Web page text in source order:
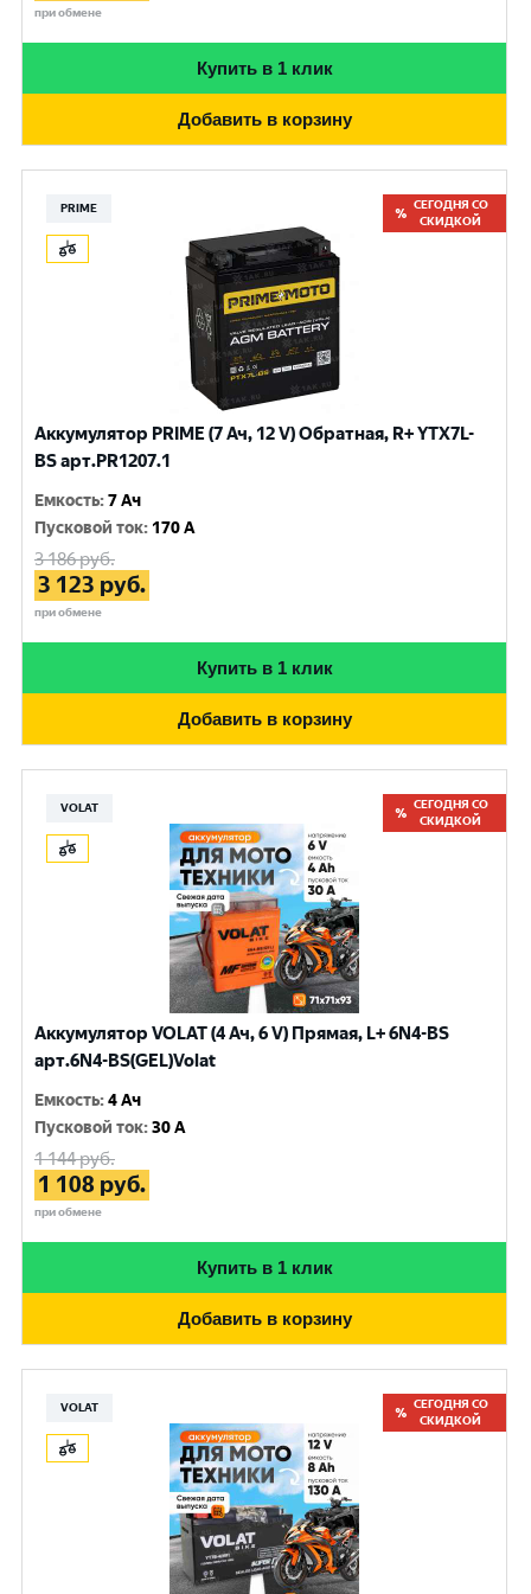
при обмене
Купить в 1 клик
Добавить в корзину
PRIME
СЕГОДНЯ СО
СКИДКОЙ
Аккумулятор PRIME (7 Ач, 12 V) Обратная, R+ YTX7L-
BS арт.PR1207.1
Емкость:7 Ач
Пусковой ток: 170 A
3 186руб.
3 123 руб.
при обмене
Купить в 1 клик
Добавить в корзину
VOLAT
СЕГОДНЯ СО
СКИДКОЙ
Аккумулятор VOLAT (4 Ач, 6 V) Прямая, L+ 6N4-BS
арт.6N4-BS(GEL)Volat
Емкость:4 Ач
Пусковой ток:30 A
1 144руб.
1 108 руб.
при обмене
Купить в 1 клик
Добавить в корзину
VOLAT
СЕГОДНЯ СО
СКИДКОЙ